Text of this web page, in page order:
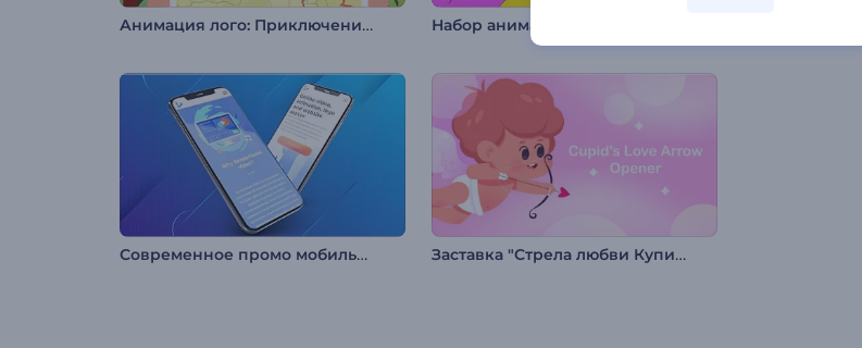
Анимация лого: Приключения в походе
Современное промо мобильного приложения Заставка "Стрела любви Купидона"